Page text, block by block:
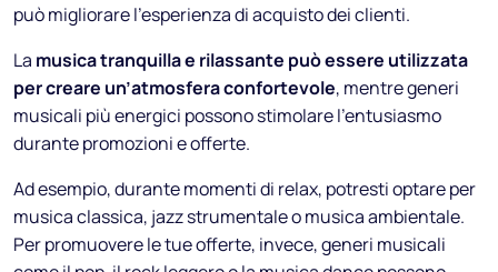
può migliorare l’esperienza di acquisto dei clienti.
La musica tranquilla e rilassante può essere utilizzata
per creare un’atmosfera confortevole, mentre generi
musicali più energici possono stimolare l’entusiasmo
durante promozioni e offerte.
Ad esempio, durante momenti di relax, potresti optare per
musica classica, jazz strumentale o musica ambientale.
Per promuovere le tue offerte, invece, generi musicali